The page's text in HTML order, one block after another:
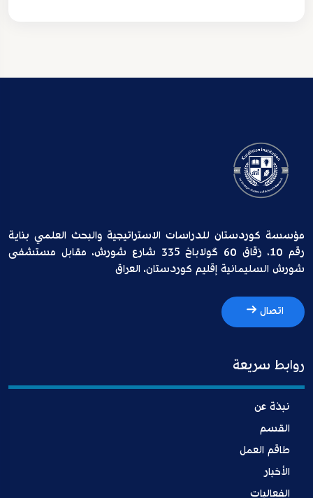
مؤسسة كوردستان للدراسات الاستراتيجية والبحث العلمي بناية
رقم 10، زقاق 60 گولاباخ 335 شارع شورش، مقابل مستشفى
شورش السليمانية إقليم كوردستان، العراق
اتصال
روابط سريعة
نبذة عن
القسم
طاقم العمل
الأخبار
الفعاليات